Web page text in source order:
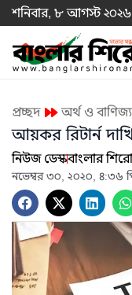
শনিবার, ৮ আগস্ট
প্রচ্ছদ অর্থ ও বাণিজ্য
আয়কর রিটার্ন
নিউজ ডেস্কবাংলার
নভেম্বর ৩০, ২০২০, ৪:৩৬